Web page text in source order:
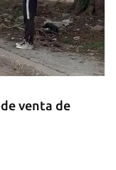
venta de